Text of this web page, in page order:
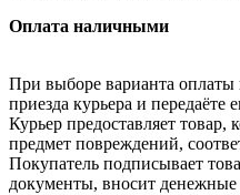
Оплата наличными
При выборе варианта
приезда курьера и передаёте
Курьер предоставляет
предмет повреждений,
Покупатель подписывает
документы, вносит денежные